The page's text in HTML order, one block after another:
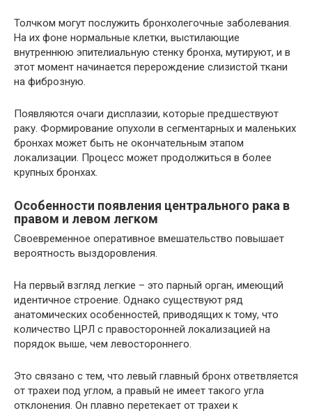
Толчком могут послужить бронхолегочные заболевания.
На их фоне нормальные клетки, выстилающие
внутреннюю эпителиальную стенку бронха, мутируют, и в
этот момент начинается перерождение слизистой ткани
на фиброзную.
Появляются очаги дисплазии, которые предшествуют
раку. Формирование опухоли в сегментарных и маленьких
бронхах может быть не окончательным этапом
локализации. Процесс может продолжиться в более
крупных бронхах.
Особенности появления центрального рака в
правом и левом легком
Своевременное оперативное вмешательство повышает
вероятность выздоровления.
На первый взгляд легкие – это парный орган, имеющий
идентичное строение. Однако существуют ряд
анатомических особенностей, приводящих к тому, что
количество ЦРЛ с правосторонней локализацией на
порядок выше, чем левостороннего.
Это связано с тем, что левый главный бронх ответвляется
от трахеи под углом, а правый не имеет такого угла
отклонения. Он плавно перетекает от трахеи к